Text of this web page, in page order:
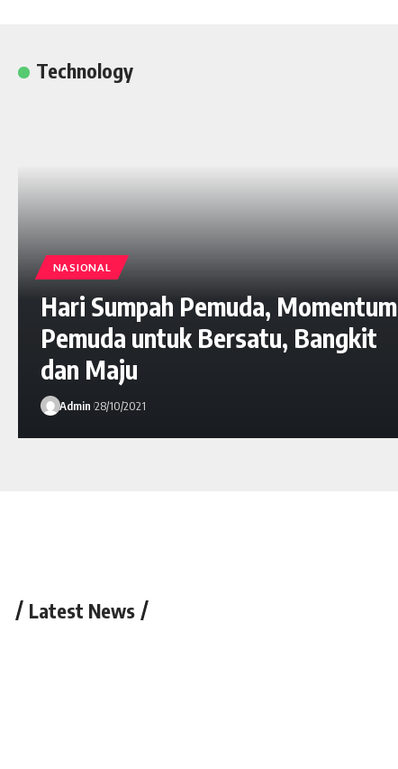
Technology
NASIONAL
Hari Sumpah Pemuda, Momentum
Pemuda untuk Bersatu, Bangkit
dan Maju
Admin 28/10/2021
Latest News